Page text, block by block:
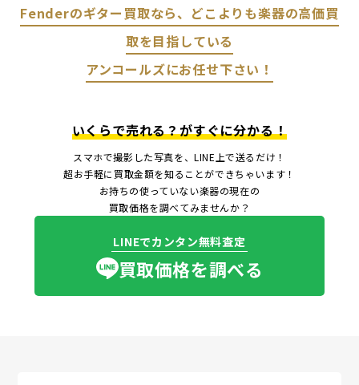
Fenderのギター買取なら、どこよりも楽器の高価買
取を目指している
アンコールズにお任せ下さい！
いくらで売れる？がすぐに分かる！
スマホで撮影した写真を、LINE上で送るだけ！
超お手軽に買取金額を知ることができちゃいます！
お持ちの使っていない楽器の現在の
買取価格を調べてみませんか？
LINEでカンタン無料査定
買取価格を調べる